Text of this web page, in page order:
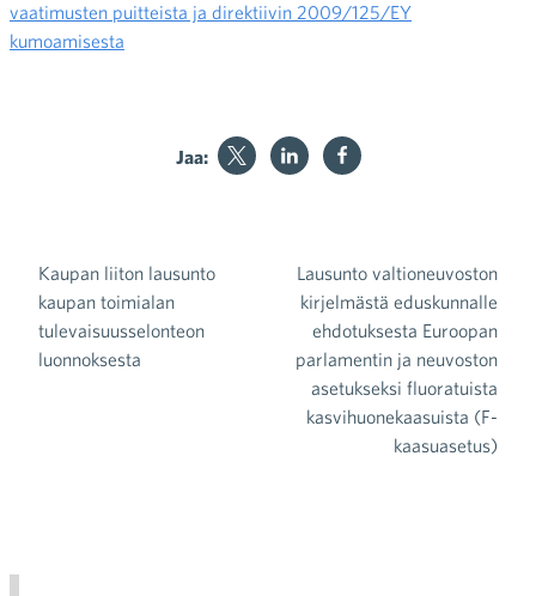
vaatimusten puitteista ja direktiivin 2009/125/EY
kumoamisesta
Jaa:
Artikkelien selaus
Kaupan liiton lausunto
kaupan toimialan
tulevaisuusselonteon
luonnoksesta
Lausunto valtioneuvoston
kirjelmästä eduskunnalle
ehdotuksesta Euroopan
parlamentin ja neuvoston
asetukseksi fluoratuista
kasvihuonekaasuista (F-
kaasuasetus)